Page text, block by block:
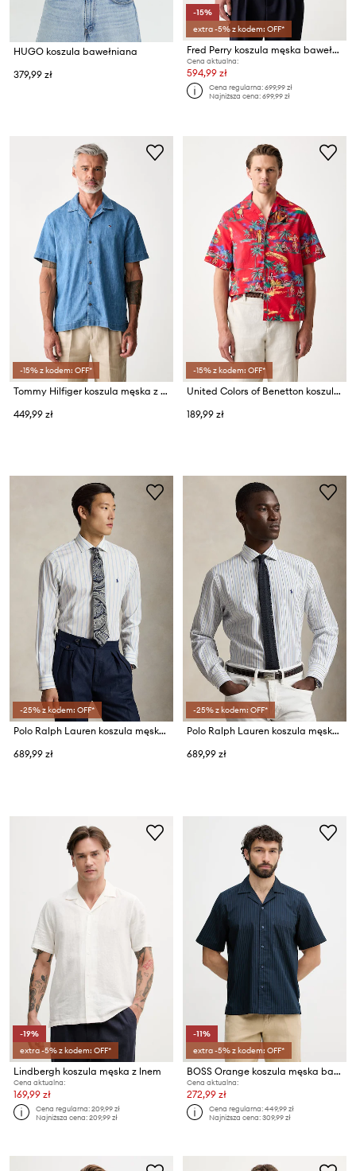
HUGO koszula bawełniana
379,99 zł
-15%
extra -5% z kodem: OFF*
Fred Perry koszula męska bawełniana
Cena aktualna:
594,99 zł
Cena regularna:699,99 zł
Najniższa cena:699,99 zł
-15% z kodem: OFF*
Tommy Hilfiger koszula męska z bawełną
449,99 zł
-15% z kodem: OFF*
United Colors of Benetton koszula męska bawełniana
189,99 zł
-25% z kodem: OFF*
Polo Ralph Lauren koszula męska bawełniana
689,99 zł
-25% z kodem: OFF*
Polo Ralph Lauren koszula męska bawełniana
689,99 zł
-19%
extra -5% z kodem: OFF*
Lindbergh koszula męska z lnem
Cena aktualna:
169,99 zł
Cena regularna:209,99 zł
Najniższa cena:209,99 zł
-11%
extra -5% z kodem: OFF*
BOSS Orange koszula męska bawełniana
Cena aktualna:
272,99 zł
Cena regularna:449,99 zł
Najniższa cena:309,99 zł